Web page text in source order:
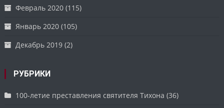
Февраль 2020 (115)
Январь 2020 (105)
Декабрь 2019 (2)
РУБРИКИ
100-летие преставления святителя Тихона (36)